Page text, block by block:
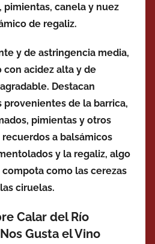
pimientas, canela y nuez
de regaliz.
y de astringencia media,
con acidez alta y de
Destacan
provenientes de la barrica,
pimientas y otros
a balsámicos
y la regaliz, algo
como las cerezas
ciruelas.
Calar del Río
Gusta el Vino